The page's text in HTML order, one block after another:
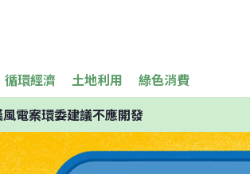
循環經濟 土地利用 綠色消費
電案環委建議不應開發